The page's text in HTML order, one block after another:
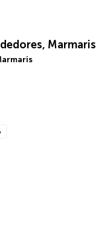
Marmaris